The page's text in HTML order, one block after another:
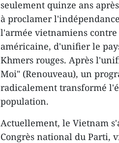
seulement quinze ans
à proclamer
l'armée vietnamiens
américaine, d'unifier le
Khmers rouges. Après
Moi" (Renouveau), un
radicalement transformé
population.
Actuellement, le Vietnam
Congrès national du Parti,